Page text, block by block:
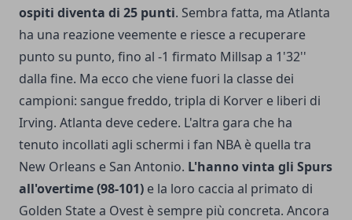
ospiti diventa di 25 punti. Sembra fatta, ma Atlanta
ha una reazione veemente e riesce a recuperare
punto su punto, fino al -1 firmato Millsap a 1'32''
dalla fine. Ma ecco che viene fuori la classe dei
campioni: sangue freddo, tripla di Korver e liberi di
Irving. Atlanta deve cedere. L'altra gara che ha
tenuto incollati agli schermi i fan NBA è quella tra
New Orleans e San Antonio. L'hanno vinta gli Spurs
all'overtime (98-101) e la loro caccia al primato di
Golden State a Ovest è sempre più concreta. Ancora